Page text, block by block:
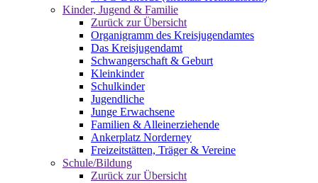
Kinder, Jugend & Familie
Zurück zur Übersicht
Organigramm des Kreisjugendamtes
Das Kreisjugendamt
Schwangerschaft & Geburt
Kleinkinder
Schulkinder
Jugendliche
Junge Erwachsene
Familien & Alleinerziehende
Ankerplatz Norderney
Freizeitstätten, Träger & Vereine
Schule/Bildung
Zurück zur Übersicht